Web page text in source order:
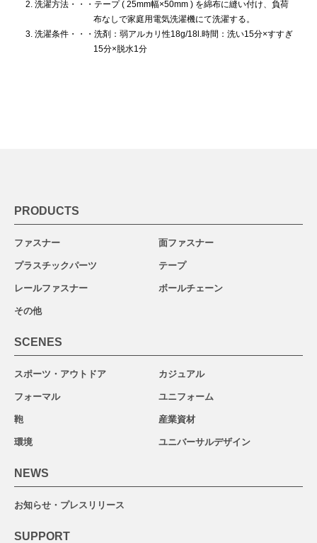
2. 洗濯方法・・・テープ ( 25mm幅×50mm ) を綿布に縫い付け、負荷
布なしで家庭用電気洗濯機にて洗濯する。
3. 洗濯条件・・・洗剤：弱アルカリ性18g/18l.時間：洗い15分×すすぎ
15分×脱水1分
PRODUCTS
ファスナー 面ファスナー
プラスチックパーツ テープ
レールファスナー ボールチェーン
その他
SCENES
スポーツ・アウトドア カジュアル
フォーマル ユニフォーム
鞄 産業資材
環境 ユニバーサルデザイン
NEWS
お知らせ・プレスリリース
SUPPORT